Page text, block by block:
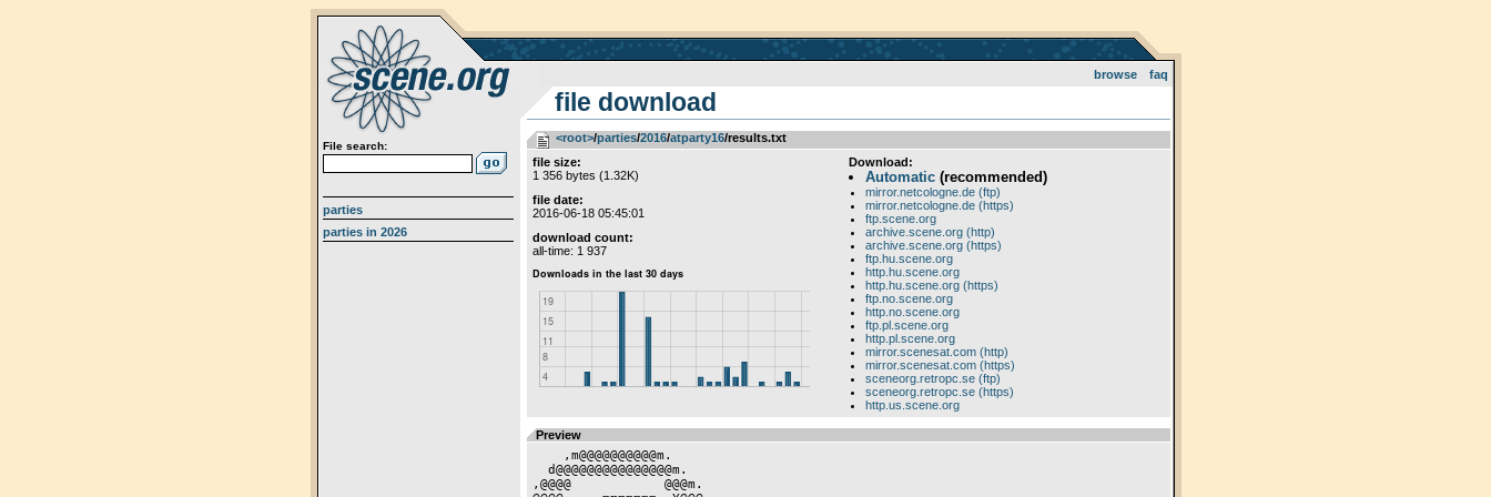
browse faq
File search:
parties
parties in 2026
file download
<root>­/­parties­/­2016­/­atparty16/results.txt
file size:
1 356 bytes (1.32K)
file date:
2016-06-18 05:45:01
download count:
all-time: 1 937
Download:
Automatic(recommended)
mirror.netcologne.de (ftp)
mirror.netcologne.de (https)
ftp.scene.org
archive.scene.org (http)
archive.scene.org (https)
ftp.hu.scene.org
http.hu.scene.org
http.hu.scene.org (https)
ftp.no.scene.org
http.no.scene.org
ftp.pl.scene.org
http.pl.scene.org
mirror.scenesat.com (http)
mirror.scenesat.com (https)
sceneorg.retropc.se (ftp)
sceneorg.retropc.se (https)
http.us.scene.org
Preview
,@@@@            @@@m.